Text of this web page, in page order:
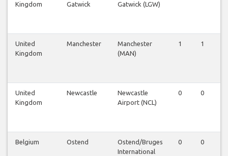
Kingdom
Gatwick
Gatwick (LGW)
United
Kingdom
Manchester
Manchester
(MAN)
1 1
United
Kingdom
Newcastle
Newcastle
Airport (NCL)
0 0
Belgium Ostend
Ostend/Bruges
International
0 0